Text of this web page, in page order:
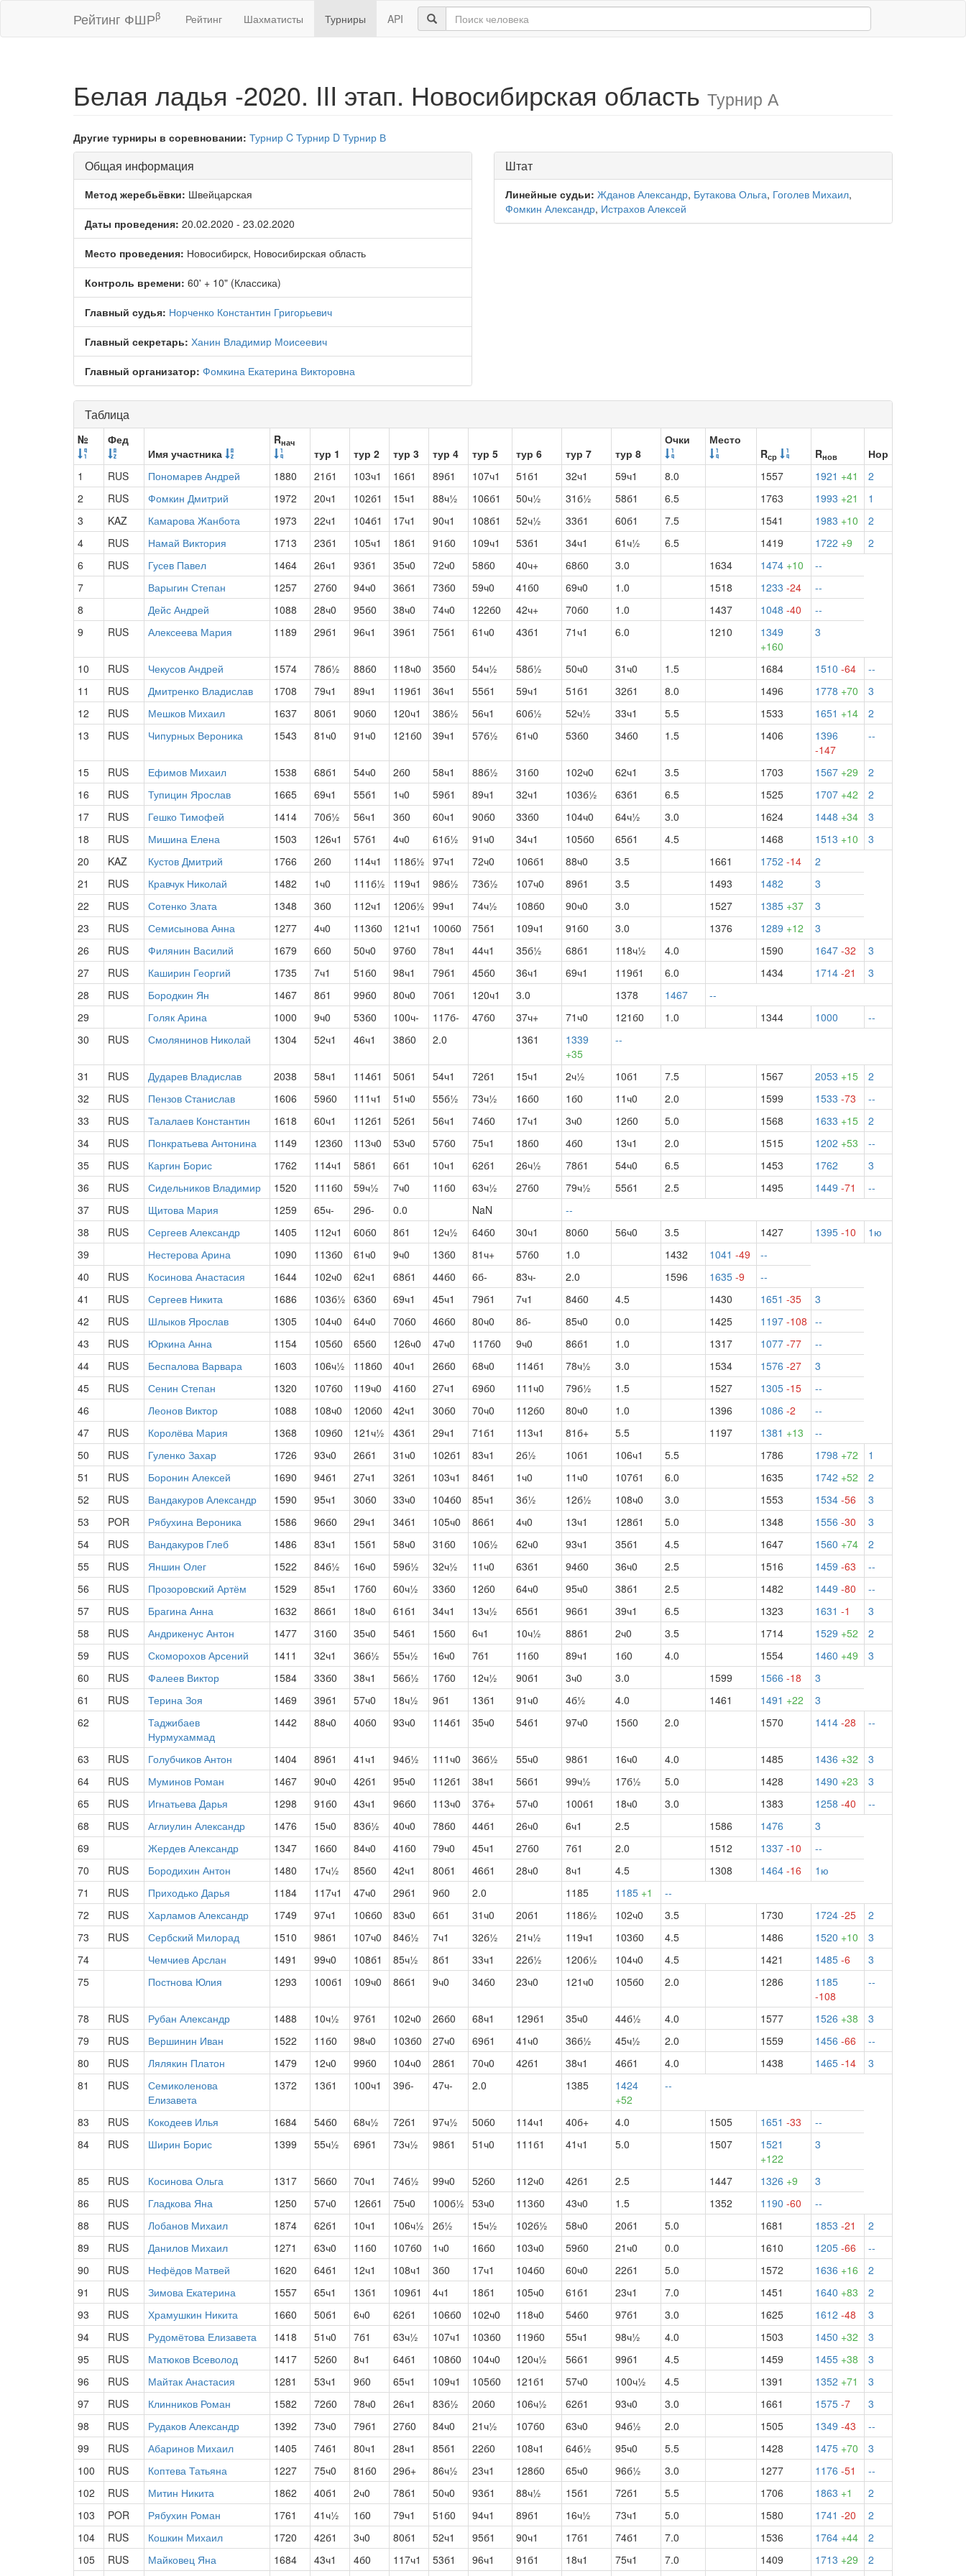
Рейтинг ФШРβ Рейтинг Шахматисты Турниры API
Белая ладья -2020. III этап. Новосибирская область Турнир А
Другие турниры в соревновании: Турнир C Турнир D Турнир В
Общая информация
Метод жеребьёвки: Швейцарская
Даты проведения: 20.02.2020 - 23.02.2020
Место проведения: Новосибирск, Новосибирская область
Контроль времени: 60' + 10" (Классика)
Главный судья: Норченко Константин Григорьевич
Главный секретарь: Ханин Владимир Моисеевич
Главный организатор: Фомкина Екатерина Викторовна
Штат
Линейные судьи: Жданов Александр, Бутакова Ольга, Гоголев Михаил,
Фомкин Александр, Истрахов Алексей
Таблица
№
Фед
Имя участника
Rнач
тур 1 тур 2 тур 3 тур 4 тур 5 тур 6 тур 7 тур 8
Очки
Место
Rср Rнов
Нор
1
RUS Пономарев Андрей 1880 21б1 103ч1 16б1 89б1 107ч1 51б1 32ч1 59ч1 8.0 1557 1921 +41
2
2
RUS Фомкин Дмитрий 1972 20ч1 102б1 15ч1 88ч½ 106б1 50ч½ 31б½ 58б1 6.5 1763 1993 +21
1
3
KAZ Камарова Жанбота 1973 22ч1 104б1 17ч1 90ч1 108б1 52ч½ 33б1 60б1 7.5 1541 1983 +10
2
4
RUS Намай Виктория 1713 23б1 105ч1 18б1 91б0 109ч1 53б1 34ч1 61ч½ 6.5 1419 1722 +9
2
6
RUS Гусев Павел 1464 26ч1 93б1 35ч0 72ч0 58б0 40ч+ 68б0 3.0 1634 1474 +10
--
7
Варыгин Степан 1257 27б0 94ч0 36б1 73б0 59ч0 41б0 69ч0 1.0 1518 1233 -24
--
8
Дейс Андрей 1088 28ч0 95б0 38ч0 74ч0 122б0 42ч+ 70б0 1.0 1437 1048 -40
--
9
RUS Алексеева Мария 1189 29б1 96ч1 39б1 75б1 61ч0 43б1 71ч1 6.0 1210
1349
+160
3
10 RUS Чекусов Андрей 1574 78б½ 88б0 118ч0 35б0 54ч½ 58б½ 50ч0 31ч0 1.5 1684 1510 -64
--
11
RUS Дмитренко Владислав 1708 79ч1 89ч1 119б1 36ч1 55б1 59ч1 51б1 32б1 8.0 1496 1778 +70
3
12
RUS Мешков Михаил 1637 80б1 90б0 120ч1 38б½ 56ч1 60б½ 52ч½ 33ч1 5.5 1533 1651 +14
2
13
RUS Чипурных Вероника 1543 81ч0 91ч0 121б0 39ч1 57б½ 61ч0 53б0 34б0 1.5 1406
1396
-147
--
15 RUS Ефимов Михаил 1538 68б1 54ч0 2б0 58ч1 88б½ 31б0 102ч0 62ч1 3.5 1703 1567 +29
2
16
RUS Тупицин Ярослав 1665 69ч1 55б1 1ч0 59б1 89ч1 32ч1 103б½ 63б1 6.5 1525 1707 +42
2
17
RUS Гешко Тимофей 1414 70б½ 56ч1 3б0 60ч1 90б0 33б0 104ч0 64ч½ 3.0 1624 1448 +34
3
18
RUS Мишина Елена 1503 126ч1 57б1 4ч0 61б½ 91ч0 34ч1 105б0 65б1 4.5 1468 1513 +10
3
20
KAZ Кустов Дмитрий 1766 2б0 114ч1 118б½ 97ч1 72ч0 106б1 88ч0 3.5 1661 1752 -14
2
21
RUS Кравчук Николай 1482 1ч0 111б½ 119ч1 98б½ 73б½ 107ч0 89б1 3.5 1493 1482
3
22
RUS Сотенко Злата 1348 3б0 112ч1 120б½ 99ч1 74ч½ 108б0 90ч0 3.0 1527 1385 +37
3
23
RUS Семисынова Анна 1277 4ч0 113б0 121ч1 100б0 75б1 109ч1 91б0 3.0 1376 1289 +12
3
26
RUS Филянин Василий 1679 6б0 50ч0 97б0 78ч1 44ч1 35б½ 68б1 118ч½ 4.0 1590 1647 -32
3
27
RUS Каширин Георгий 1735 7ч1 51б0 98ч1 79б1 45б0 36ч1 69ч1 119б1 6.0 1434 1714 -21
3
28
RUS Бородкин Ян 1467 8б1 99б0 80ч0 70б1 120ч1 3.0 1378 1467
--
29
Голяк Арина 1000 9ч0 53б0 100ч- 117б- 47б0 37ч+ 71ч0 121б0 1.0 1344 1000
--
30
RUS Смолянинов Николай 1304 52ч1 46ч1 38б0 2.0 1361
1339
+35
--
31 RUS Дударев Владислав 2038 58ч1 114б1 50б1 54ч1 72б1 15ч1 2ч½ 10б1 7.5 1567 2053 +15
2
32
RUS Пензов Станислав 1606 59б0 111ч1 51ч0 55б½ 73ч½ 16б0 1б0 11ч0 2.0 1599 1533 -73
--
33
RUS Талалаев Константин 1618 60ч1 112б1 52б1 56ч1 74б0 17ч1 3ч0 12б0 5.0 1568 1633 +15
2
34
RUS Понкратьева Антонина 1149 123б0 113ч0 53ч0 57б0 75ч1 18б0 4б0 13ч1 2.0 1515 1202 +53
--
35
RUS Каргин Борис 1762 114ч1 58б1 6б1 10ч1 62б1 26ч½ 78б1 54ч0 6.5 1453 1762
3
36
RUS Сидельников Владимир 1520 111б0 59ч½ 7ч0 11б0 63ч½ 27б0 79ч½ 55б1 2.5 1495 1449 -71
--
37
RUS Щитова Мария 1259 65ч- 29б- 0.0 NaN
--
38
RUS Сергеев Александр 1405 112ч1 60б0 8б1 12ч½ 64б0 30ч1 80б0 56ч0 3.5 1427 1395 -10
1ю
39
Нестерова Арина 1090 113б0 61ч0 9ч0 13б0 81ч+ 57б0 1.0 1432 1041 -49
--
40
RUS Косинова Анастасия 1644 102ч0 62ч1 68б1 44б0 6б- 83ч- 2.0 1596 1635 -9
--
41
RUS Сергеев Никита 1686 103б½ 63б0 69ч1 45ч1 79б1 7ч1 84б0 4.5 1430 1651 -35
3
42
RUS Шлыков Ярослав 1305 104ч0 64ч0 70б0 46б0 80ч0 8б- 85ч0 0.0 1425 1197 -108 --
43
RUS Юркина Анна 1154 105б0 65б0 126ч0 47ч0 117б0 9ч0 86б1 1.0 1317 1077 -77
--
44
RUS Беспалова Варвара 1603 106ч½ 118б0 40ч1 26б0 68ч0 114б1 78ч½ 3.0 1534 1576 -27
3
45
RUS Сенин Степан 1320 107б0 119ч0 41б0 27ч1 69б0 111ч0 79б½ 1.5 1527 1305 -15
--
46
Леонов Виктор 1088 108ч0 120б0 42ч1 30б0 70ч0 112б0 80ч0 1.0 1396 1086 -2
--
47
RUS Королёва Мария 1368 109б0 121ч½ 43б1 29ч1 71б1 113ч1 81б+ 5.5 1197 1381 +13
--
50
RUS Гуленко Захар 1726 93ч0 26б1 31ч0 102б1 83ч1 2б½ 10б1 106ч1 5.5 1786 1798 +72
1
51
RUS Боронин Алексей 1690 94б1 27ч1 32б1 103ч1 84б1 1ч0 11ч0 107б1 6.0 1635 1742 +52
2
52
RUS Вандакуров Александр 1590 95ч1 30б0 33ч0 104б0 85ч1 3б½ 12б½ 108ч0 3.0 1553 1534 -56
3
53
POR Рябухина Вероника 1586 96б0 29ч1 34б1 105ч0 86б1 4ч0 13ч1 128б1 5.0 1348 1556 -30
3
54
RUS Вандакуров Глеб 1486 83ч1 15б1 58ч0 31б0 10б½ 62ч0 93ч1 35б1 4.5 1647 1560 +74
2
55
RUS Яншин Олег 1522 84б½ 16ч0 59б½ 32ч½ 11ч0 63б1 94б0 36ч0 2.5 1516 1459 -63
--
56
RUS Прозоровский Артём 1529 85ч1 17б0 60ч½ 33б0 12б0 64ч0 95ч0 38б1 2.5 1482 1449 -80
--
57
RUS Брагина Анна 1632 86б1 18ч0 61б1 34ч1 13ч½ 65б1 96б1 39ч1 6.5 1323 1631 -1
3
58
RUS Андрикенус Антон 1477 31б0 35ч0 54б1 15б0 6ч1 10ч½ 88б1 2ч0 3.5 1714 1529 +52
2
59
RUS Скоморохов Арсений 1411 32ч1 36б½ 55ч½ 16ч0 7б1 11б0 89ч1 1б0 4.0 1554 1460 +49
3
60
RUS Фалеев Виктор 1584 33б0 38ч1 56б½ 17б0 12ч½ 90б1 3ч0 3.0 1599 1566 -18
3
61
RUS Терина Зоя 1469 39б1 57ч0 18ч½ 9б1 13б1 91ч0 4б½ 4.0 1461 1491 +22
3
62
Таджибаев
Нурмухаммад
1442 88ч0 40б0 93ч0 114б1 35ч0 54б1 97ч0 15б0 2.0 1570 1414 -28 --
63 RUS Голубчиков Антон 1404 89б1 41ч1 94б½ 111ч0 36б½ 55ч0 98б1 16ч0 4.0 1485 1436 +32
3
64
RUS Муминов Роман 1467 90ч0 42б1 95ч0 112б1 38ч1 56б1 99ч½ 17б½ 5.0 1428 1490 +23
3
65
RUS Игнатьева Дарья 1298 91б0 43ч1 96б0 113ч0 37б+ 57ч0 100б1 18ч0 3.0 1383 1258 -40
--
68
RUS Аглиулин Александр 1476 15ч0 83б½ 40ч0 78б0 44б1 26ч0 6ч1 2.5 1586 1476
3
69
Жердев Александр 1347 16б0 84ч0 41б0 79ч0 45ч1 27б0 7б1 2.0 1512 1337 -10
--
70
RUS Бородихин Антон 1480 17ч½ 85б0 42ч1 80б1 46б1 28ч0 8ч1 4.5 1308 1464 -16
1ю
71
RUS Приходько Дарья 1184 117ч1 47ч0 29б1 9б0 2.0 1185 1185 +1
--
72
RUS Харламов Александр 1749 97ч1 106б0 83ч0 6б1 31ч0 20б1 118б½ 102ч0 3.5 1730 1724 -25
2
73
RUS Сербский Милорад 1510 98б1 107ч0 84б½ 7ч1 32б½ 21ч½ 119ч1 103б0 4.5 1486 1520 +10
3
74
Чемчиев Арслан 1491 99ч0 108б1 85ч½ 8б1 33ч1 22б½ 120б½ 104ч0 4.5 1421 1485 -6
3
75
Постнова Юлия 1293 100б1 109ч0 86б1 9ч0 34б0 23ч0 121ч0 105б0 2.0 1286
1185
-108
--
78 RUS Рубан Александр 1488 10ч½ 97б1 102ч0 26б0 68ч1 129б1 35ч0 44б½ 4.0 1577 1526 +38
3
79
RUS Вершинин Иван 1522 11б0 98ч0 103б0 27ч0 69б1 41ч0 36б½ 45ч½ 2.0 1559 1456 -66
--
80
RUS Лялякин Платон 1479 12ч0 99б0 104ч0 28б1 70ч0 42б1 38ч1 46б1 4.0 1438 1465 -14
3
81
RUS
Семиколенова
Елизавета
1372 13б1 100ч1 39б- 47ч- 2.0 1385
1424
+52
--
83 RUS Кокодеев Илья 1684 54б0 68ч½ 72б1 97ч½ 50б0 114ч1 40б+ 4.0 1505 1651 -33
--
84
RUS Ширин Борис 1399 55ч½ 69б1 73ч½ 98б1 51ч0 111б1 41ч1 5.0 1507
1521
+122
3
85 RUS Косинова Ольга 1317 56б0 70ч1 74б½ 99ч0 52б0 112ч0 42б1 2.5 1447 1326 +9
3
86
RUS Гладкова Яна 1250 57ч0 126б1 75ч0 100б½ 53ч0 113б0 43ч0 1.5 1352 1190 -60
--
88
RUS Лобанов Михаил 1874 62б1 10ч1 106ч½ 2б½ 15ч½ 102б½ 58ч0 20б1 5.0 1681 1853 -21
2
89
RUS Данилов Михаил 1271 63ч0 11б0 107б0 1ч0 16б0 103ч0 59б0 21ч0 0.0 1610 1205 -66
--
90
RUS Нефёдов Матвей 1620 64б1 12ч1 108ч1 3б0 17ч1 104б0 60ч0 22б1 5.0 1572 1636 +16
2
91
RUS Зимова Екатерина 1557 65ч1 13б1 109б1 4ч1 18б1 105ч0 61б1 23ч1 7.0 1451 1640 +83
2
93
RUS Храмушкин Никита 1660 50б1 6ч0 62б1 106б0 102ч0 118ч0 54б0 97б1 3.0 1625 1612 -48
3
94
RUS Рудомётова Елизавета 1418 51ч0 7б1 63ч½ 107ч1 103б0 119б0 55ч1 98ч½ 4.0 1503 1450 +32
3
95
RUS Матюков Всеволод 1417 52б0 8ч1 64б1 108б0 104ч0 120ч½ 56б1 99б1 4.5 1459 1455 +38
3
96
RUS Майтак Анастасия 1281 53ч1 9б0 65ч1 109ч1 105б0 121б1 57ч0 100ч½ 4.5 1391 1352 +71
3
97
RUS Клинников Роман 1582 72б0 78ч0 26ч1 83б½ 20б0 106ч½ 62б1 93ч0 3.0 1661 1575 -7
3
98
RUS Рудаков Александр 1392 73ч0 79б1 27б0 84ч0 21ч½ 107б0 63ч0 94б½ 2.0 1505 1349 -43
--
99
RUS Абаринов Михаил 1405 74б1 80ч1 28ч1 85б1 22б0 108ч1 64б½ 95ч0 5.5 1428 1475 +70
3
100
RUS Коптева Татьяна 1227 75ч0 81б0 29б+ 86ч½ 23ч1 128б0 65ч0 96б½ 3.0 1277 1176 -51
--
102
RUS Митин Никита 1862 40б1 2ч0 78б1 50ч0 93б1 88ч½ 15б1 72б1 5.5 1706 1863 +1
2
103
POR Рябухин Роман 1761 41ч½ 1б0 79ч1 51б0 94ч1 89б1 16ч½ 73ч1 5.0 1580 1741 -20
2
104
RUS Кошкин Михаил 1720 42б1 3ч0 80б1 52ч1 95б1 90ч1 17б1 74б1 7.0 1536 1764 +44
2
105
RUS Майковец Яна 1684 43ч1 4б0 117ч1 53б1 96ч1 91б1 18ч1 75ч1 7.0 1409 1713 +29
2